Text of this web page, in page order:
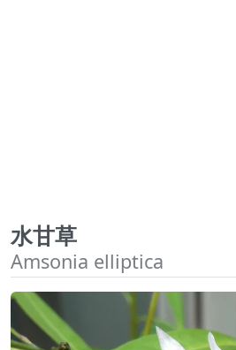
水甘草
Amsonia elliptica